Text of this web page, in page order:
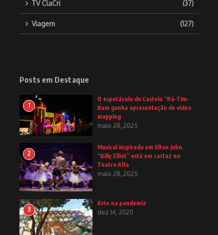
TV ClaCri (37)
Viagem (127)
Posts em Destaque
1
O espetáculo do Castelo “Rá-Tim-
Bum ganha apresentação de video
mapping
maio 28, 2025
2
Musical inspirado em Elton John,
“Billy Elliot” está em cartaz no
Teatro Alfa
maio 28, 2025
3
Arte na pandemia
dez 14, 2020